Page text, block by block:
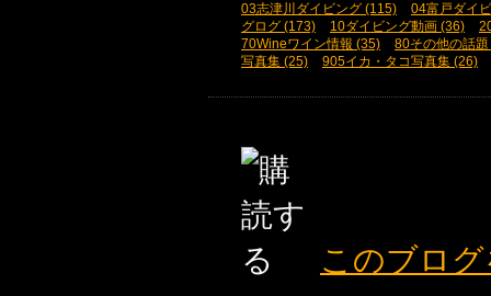
03志津川ダイビング (115)
04富戸ダイ
グログ (173)
10ダイビング動画 (36)
70Wineワイン情報 (35)
80その他の話
写真集 (25)
905イカ・タコ写真集 (26)
このブロ